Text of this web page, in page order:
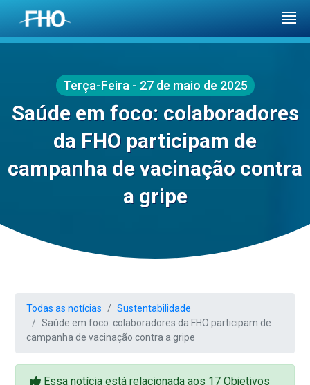
Terça-Feira - 27 de maio de 2025
Saúde em foco: colaboradores
da FHO participam de
campanha de vacinação contra
a gripe
Todas as notícias
Sustentabilidade
Saúde em foco: colaboradores da FHO participam de
campanha de vacinação contra a gripe
Essa notícia está relacionada aos 17 Objetivos